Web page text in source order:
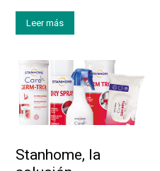
Leer más
Stanhome, la